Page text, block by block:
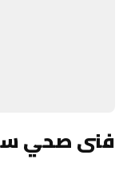
فنى صحي